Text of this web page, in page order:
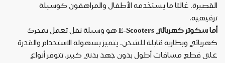
القصيرة. غالبًا ما يستخدمه الأطفال والمراهقون كوسيلة
ترفيهية.
أما سكوتر كهربائي
هو وسيلة نقل تعمل بمحرك
كهربائي وبطارية قابلة للشحن. يتميز بسهولة الاستخدام والقدرة
على قطع مسافات أطول بدون جهد بدني كبير. تتوفر أنواع